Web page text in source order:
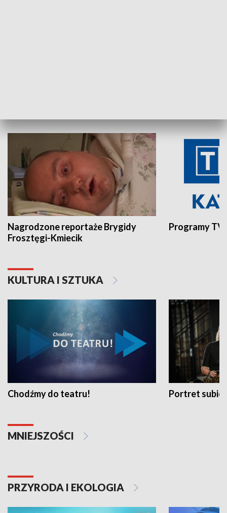
Nagrodzone reportaże Brygidy
Frosztęgi-Kmiecik
Programy
KULTURA I SZTUKA
Chodźmy do teatru! Portret
MNIEJSZOŚCI
PRZYRODA I EKOLOGIA